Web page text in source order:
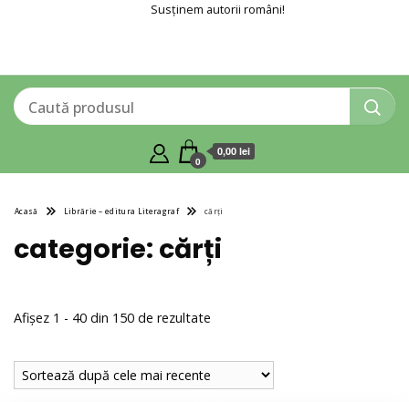
Susținem autorii români!
0
0,00 lei
Acasă Librărie – editura Literagraf cărți
categorie: cărți
Afișez 1 - 40 din 150 de rezultate
cele
mai